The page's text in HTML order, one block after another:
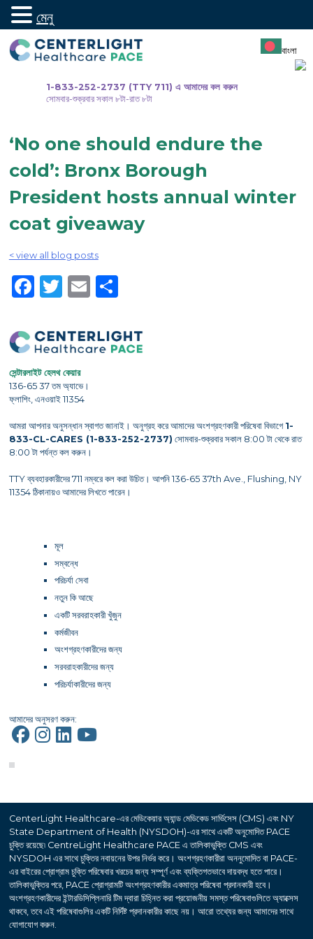
যান
1-833-252-2737 (TTY 711) এ আমাদের কল করুন
সোমবার-শুক্রবার সকাল ৮টা-রাত ৮টা
বাংলা
‘No one should endure the
cold’: Bronx Borough
President hosts annual winter
coat giveaway
< view all blog posts
Facebook
Twitter
EmailShare
সেন্টারলাইট হেলথ কেয়ার
136-65 37 তম অ্যাভে।
ফ্লাশিং, এনওয়াই 11354
আমরা আপনার অনুসন্ধান স্বাগত জানাই। অনুগ্রহ করে আমাদের অংশগ্রহণকারী পরিষেবা বিভাগে 1-
833-CL-CARES (1-833-252-2737) সোমবার-শুক্রবার সকাল 8:00 টা থেকে রাত
8:00 টা পর্যন্ত কল করুন।
TTY ব্যবহারকারীদের 711 নম্বরে কল করা উচিত। আপনি 136-65 37th Ave., Flushing, NY
11354 ঠিকানায়ও আমাদের লিখতে পারেন।
মূল
সম্বন্ধে
পরিচর্যা সেবা
নতুন কি আছে
একটি সরবরাহকারী খুঁজুন
কর্মজীবন
অংশগ্রহণকারীদের জন্য
সরবরাহকারীদের জন্য
পরিচর্যাকারীদের জন্য
আমাদের অনুসরণ করুন:
CenterLight Healthcare-এর মেডিকেয়ার অ্যান্ড মেডিকেড সার্ভিসেস (CMS) এবং NY
State Department of Health (NYSDOH)-এর সাথে একটি অনুমোদিত PACE
চুক্তি রয়েছে৷ CentreLight Healthcare PACE এ তালিকাভুক্তি CMS এবং
NYSDOH এর সাথে চুক্তির নবায়নের উপর নির্ভর করে। অংশগ্রহণকারীরা অননুমোদিত বা PACE-
এর বাইরের প্রোগ্রাম চুক্তি পরিষেবার খরচের জন্য সম্পূর্ণ এবং ব্যক্তিগতভাবে দায়বদ্ধ হতে পারে।
তালিকাভুক্তির পরে, PACE প্রোগ্রামটি অংশগ্রহণকারীর একমাত্র পরিষেবা প্রদানকারী হবে।
অংশগ্রহণকারীদের ইন্টারডিসিপ্লিনারি টিম দ্বারা চিহ্নিত করা প্রয়োজনীয় সমস্ত পরিষেবাগুলিতে অ্যাক্সেস
থাকবে, তবে এই পরিষেবাগুলির একটি নির্দিষ্ট প্রদানকারীর কাছে নয়। আরো তথ্যের জন্য আমাদের সাথে
যোগাযোগ করুন.
মেনু